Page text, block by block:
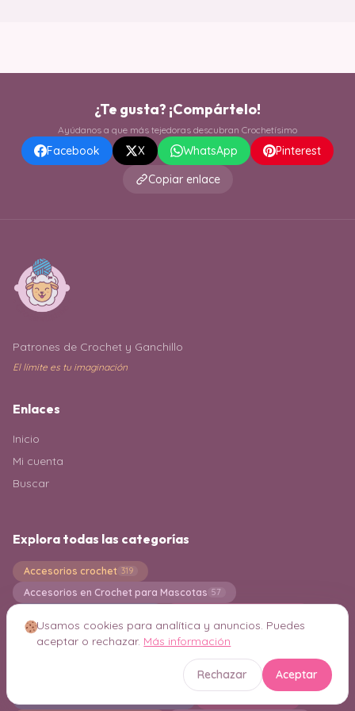
¿Te gusta? ¡Compártelo!
Ayúdanos a que más tejedoras descubran Crochetísimo
Facebook X WhatsApp
Pinterest
Copiar enlace
Patrones de Crochet y Ganchillo
El límite es tu imaginación
Enlaces
Inicio
Mi cuenta
Buscar
Explora todas las categorías
Accesorios crochet 319
Accesorios en Crochet para Mascotas 57
Adornos en Crochet 20 Agarraderas en crochet
Almohadones
Amigurumi Navideño 80
Usamos cookies para analítica y anuncios. Puedes
aceptar o rechazar. Más información
Rechazar Aceptar